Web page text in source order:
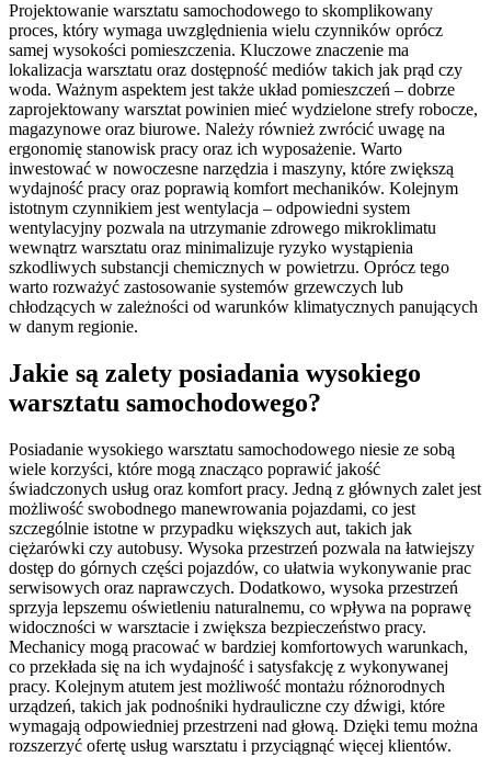
Projektowanie warsztatu samochodowego to skomplikowany
proces, który wymaga uwzględnienia wielu czynników oprócz
samej wysokości pomieszczenia. Kluczowe znaczenie ma
lokalizacja warsztatu oraz dostępność mediów takich jak prąd czy
woda. Ważnym aspektem jest także układ pomieszczeń – dobrze
zaprojektowany warsztat powinien mieć wydzielone strefy robocze,
magazynowe oraz biurowe. Należy również zwrócić uwagę na
ergonomię stanowisk pracy oraz ich wyposażenie. Warto
inwestować w nowoczesne narzędzia i maszyny, które zwiększą
wydajność pracy oraz poprawią komfort mechaników. Kolejnym
istotnym czynnikiem jest wentylacja – odpowiedni system
wentylacyjny pozwala na utrzymanie zdrowego mikroklimatu
wewnątrz warsztatu oraz minimalizuje ryzyko wystąpienia
szkodliwych substancji chemicznych w powietrzu. Oprócz tego
warto rozważyć zastosowanie systemów grzewczych lub
chłodzących w zależności od warunków klimatycznych panujących
w danym regionie.
Jakie są zalety posiadania wysokiego
warsztatu samochodowego?
Posiadanie wysokiego warsztatu samochodowego niesie ze sobą
wiele korzyści, które mogą znacząco poprawić jakość
świadczonych usług oraz komfort pracy. Jedną z głównych zalet jest
możliwość swobodnego manewrowania pojazdami, co jest
szczególnie istotne w przypadku większych aut, takich jak
ciężarówki czy autobusy. Wysoka przestrzeń pozwala na łatwiejszy
dostęp do górnych części pojazdów, co ułatwia wykonywanie prac
serwisowych oraz naprawczych. Dodatkowo, wysoka przestrzeń
sprzyja lepszemu oświetleniu naturalnemu, co wpływa na poprawę
widoczności w warsztacie i zwiększa bezpieczeństwo pracy.
Mechanicy mogą pracować w bardziej komfortowych warunkach,
co przekłada się na ich wydajność i satysfakcję z wykonywanej
pracy. Kolejnym atutem jest możliwość montażu różnorodnych
urządzeń, takich jak podnośniki hydrauliczne czy dźwigi, które
wymagają odpowiedniej przestrzeni nad głową. Dzięki temu można
rozszerzyć ofertę usług warsztatu i przyciągnąć więcej klientów.